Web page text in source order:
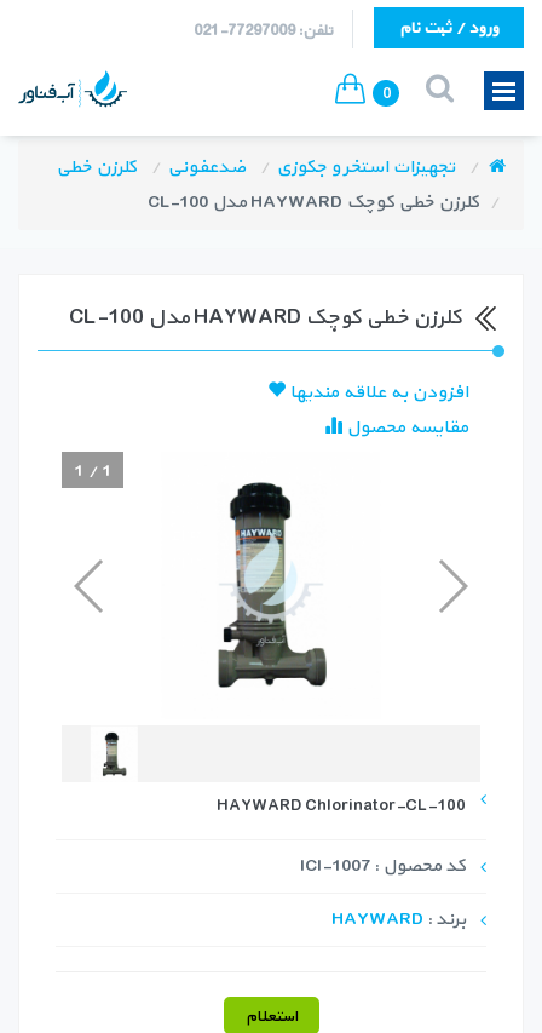
تلفن: 77297009-021 ورود / ثبت نام
0
تجهیزات استخر و جکوزی ضدعفونی
کلرزن خطی
کلرزن خطی کوچک HAYWARD مدل CL-100
کلرزن خطی کوچک HAYWARD مدل CL-100
افزودن به علاقه مندیها
مقایسه محصول
1 /1
HAYWARD Chlorinator-CL-100
کد محصول : ICI-1007
برند : HAYWARD
استعلام